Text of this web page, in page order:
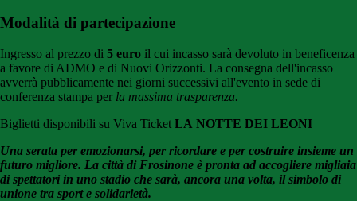
Modalità di partecipazione
Ingresso al prezzo di 5 euro il cui incasso sarà devoluto in beneficenza
a favore di ADMO e di Nuovi Orizzonti. La consegna dell'incasso
avverrà pubblicamente nei giorni successivi all'evento in sede di
conferenza stampa per la massima trasparenza.
Biglietti disponibili su Viva Ticket LA NOTTE DEI LEONI
Una serata per emozionarsi, per ricordare e per costruire insieme un
futuro migliore. La città di Frosinone è pronta ad accogliere migliaia
di spettatori in uno stadio che sarà, ancora una volta, il simbolo di
unione tra sport e solidarietà.